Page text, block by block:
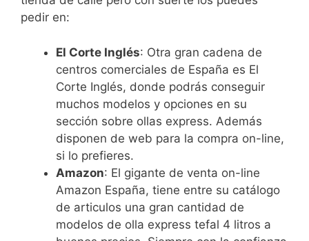
pedir en:
El Corte Inglés: Otra gran cadena de
centros comerciales de España es El
Corte Inglés, donde podrás conseguir
muchos modelos y opciones en su
sección sobre ollas express. Además
disponen de web para la compra on-line,
si lo prefieres.
Amazon: El gigante de venta on-line
Amazon España, tiene entre su catálogo
de articulos una gran cantidad de
modelos de olla express tefal 4 litros a